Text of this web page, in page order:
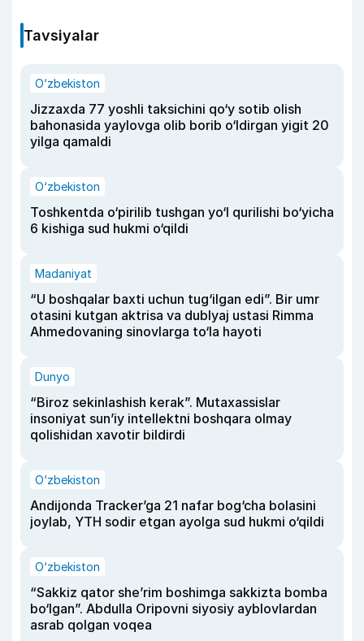
Tavsiyalar
O‘zbekiston
Jizzaxda 77 yoshli taksichini qo‘y sotib olish
bahonasida yaylovga olib borib o‘ldirgan yigit 20
yilga qamaldi
O‘zbekiston
Toshkentda o‘pirilib tushgan yo‘l qurilishi bo‘yicha
6 kishiga sud hukmi o‘qildi
Madaniyat
“U boshqalar baxti uchun tug‘ilgan edi”. Bir umr
otasini kutgan aktrisa va dublyaj ustasi Rimma
Ahmedovaning sinovlarga to‘la hayoti
Dunyo
“Biroz sekinlashish kerak”. Mutaxassislar
insoniyat sun’iy intellektni boshqara olmay
qolishidan xavotir bildirdi
O‘zbekiston
Andijonda Tracker’ga 21 nafar bog‘cha bolasini
joylab, YTH sodir etgan ayolga sud hukmi o‘qildi
O‘zbekiston
“Sakkiz qator she’rim boshimga sakkizta bomba
bo‘lgan”. Abdulla Oripovni siyosiy ayblovlardan
asrab qolgan voqea